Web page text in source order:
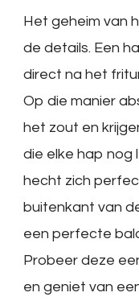
Het geheim van
de details. Een
direct na het
Op die manier
het zout en
die elke hap nog
hecht zich
buitenkant van
een perfecte
Probeer deze
en geniet van